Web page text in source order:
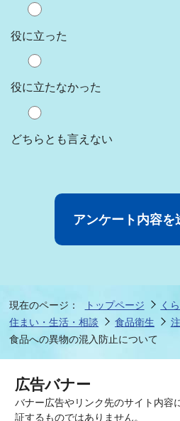
役に立った
役に立たなかった
どちらとも言えない
現在のページ： トップページ
く
住まい・生活・相談
食品衛生
食品への異物の混入防止について
広告バナー
バナー広告やリンク先のサイト内容
証するものではありません。